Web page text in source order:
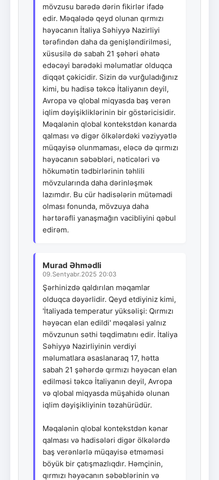
mövzusu barədə dərin fikirlər ifadə
edir. Məqalədə qeyd olunan qırmızı
həyəcanın İtaliya Səhiyyə Nazirliyi
tərəfindən daha da genişləndirilməsi,
xüsusilə də sabah 21 şəhəri əhatə
edəcəyi barədəki məlumatlar olduqca
diqqət çəkicidir. Sizin də vurğuladığınız
kimi, bu hadisə təkcə İtaliyanın deyil,
Avropa və qlobal miqyasda baş verən
iqlim dəyişikliklərinin bir göstəricisidir.
Məqalənin qlobal kontekstdən kənarda
qalması və digər ölkələrdəki vəziyyətlə
müqayisə olunmaması, eləcə də qırmızı
həyəcanın səbəbləri, nəticələri və
hökumətin tədbirlərinin təhlili
mövzularında daha dərinləşmək
lazımdır. Bu cür hadisələrin mütəmadi
olması fonunda, mövzuya daha
hərtərəfli yanaşmağın vacibliyini qəbul
edirəm.
Murad Əhmədli
09.Sentyabr.2025 20:03
Şərhinizdə qaldırılan məqamlar
olduqca dəyərlidir. Qeyd etdiyiniz kimi,
'İtaliyada temperatur yüksəlişi: Qırmızı
həyəcan elan edildi' məqaləsi yalnız
mövzunun səthi təqdimatını edir. İtaliya
Səhiyyə Nazirliyinin verdiyi
məlumatlara əsaslanaraq 17, hətta
sabah 21 şəhərdə qırmızı həyəcan elan
edilməsi təkcə İtaliyanın deyil, Avropa
və qlobal miqyasda müşahidə olunan
iqlim dəyişikliyinin təzahürüdür.
Məqalənin qlobal kontekstdən kənar
qalması və hadisələri digər ölkələrdə
baş verənlərlə müqayisə etməməsi
böyük bir çatışmazlıqdır. Həmçinin,
qırmızı həyəcanın səbəblərinin və